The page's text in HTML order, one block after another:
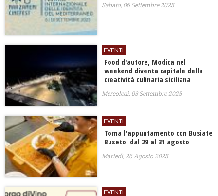
Sabato, 06 Settembre 2025
EVENTI
Food d'autore, Modica nel
weekend diventa capitale della
creatività culinaria siciliana
Mercoledì, 03 Settembre 2025
EVENTI
Torna l'appuntamento con Busiate
Buseto: dal 29 al 31 agosto
Martedì, 26 Agosto 2025
EVENTI